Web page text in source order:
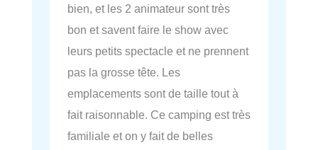
bien, et les 2 animateur sont très
bon et savent faire le show avec
leurs petits spectacle et ne prennent
pas la grosse tête. Les
emplacements sont de taille tout à
fait raisonnable. Ce camping est très
familiale et on y fait de belles